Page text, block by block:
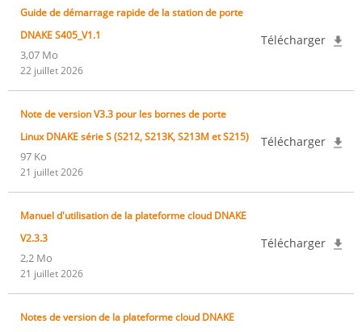
Guide de démarrage rapide de la station de porte
DNAKE S405_V1.1
3,07 Mo
22 juillet 2026
Télécharger
Note de version V3.3 pour les bornes de porte
Linux DNAKE série S (S212, S213K, S213M et S215)
97 Ko
21 juillet 2026
Télécharger
Manuel d'utilisation de la plateforme cloud DNAKE
V2.3.3
2,2 Mo
21 juillet 2026
Télécharger
Notes de version de la plateforme cloud DNAKE